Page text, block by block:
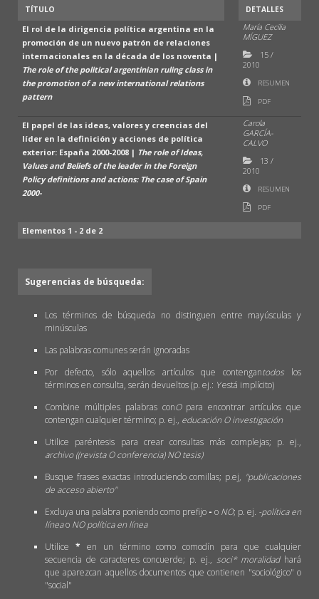
TÍTULO DETALLES
El rol de la dirigencia política argentina en la
promoción de un nuevo patrón de relaciones
internacionales en la década de los noventa |
The role of the political argentinian ruling class in
the promotion of a new international relations
pattern
María Cecilia
MÍGUEZ
15 /
2010
RESUMEN
PDF
El papel de las ideas, valores y creencias del
líder en la definición y acciones de política
exterior: España 2000-2008 | The role of Ideas,
Values and Beliefs of the leader in the Foreign
Policy definitions and actions: The case of Spain
2000-
Carola
GARCÍA-
CALVO
13 /
2010
RESUMEN
PDF
Elementos 1 - 2 de 2
Sugerencias de búsqueda:
Los términos de búsqueda no distinguen entre mayúsculas y
minúsculas
Las palabras comunes serán ignoradas
Por defecto, sólo aquellos artículos que contengantodoslos
términos en consulta, serán devueltos (p. ej.: Yestá implícito)
Combine múltiples palabras conOpara encontrar artículos que
contengan cualquier término; p. ej., educación O investigación
Utilice paréntesis para crear consultas más complejas; p. ej.,
archivo ((revista O conferencia) NO tesis)
Busque frases exactas introduciendo comillas; p.ej, "publicaciones
de acceso abierto"
Excluya una palabra poniendo como prefijo - o NO; p. ej. -política en
líneao NO política en línea
Utilice * en un término como comodín para que cualquier
secuencia de caracteres concuerde; p. ej., soci* moralidadhará
que aparezcan aquellos documentos que contienen "sociológico" o
"social"